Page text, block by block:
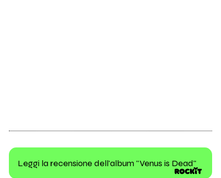
Leggi la recensione dell'album "Venus is Dead"